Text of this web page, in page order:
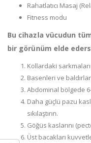
Rahatlatıcı Masaj
Fitness modu
Bu cihazla vücudun
bir görünüm elde
Kollardaki
Basenleri ve baldırları
Abdominal bölgede
Daha güçlü pazu
sıkılaştırın.
Göğüs kaslarını
Üst bacakları